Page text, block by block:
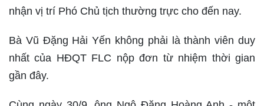
nhận vị trí Phó Chủ tịch thường trực cho đến nay.
Bà Vũ Đặng Hải Yến không phải là thành viên duy
nhất của HĐQT FLC nộp đơn từ nhiệm thời gian
gần đây.